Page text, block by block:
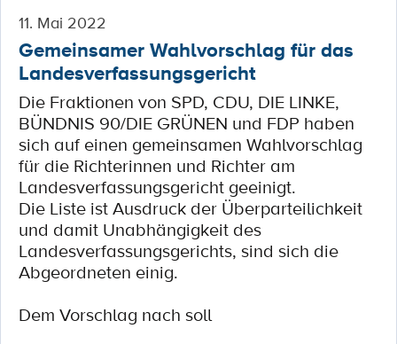
11. Mai 2022
Gemeinsamer Wahlvorschlag für das
Landesverfassungsgericht
Die Fraktionen von SPD, CDU, DIE LINKE,
BÜNDNIS 90/DIE GRÜNEN und FDP haben
sich auf einen gemeinsamen Wahlvorschlag
für die Richterinnen und Richter am
Landesverfassungsgericht geeinigt.
Die Liste ist Ausdruck der Überparteilichkeit
und damit Unabhängigkeit des
Landesverfassungsgerichts, sind sich die
Abgeordneten einig.
Dem Vorschlag nach soll